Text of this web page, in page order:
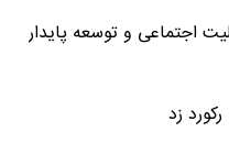
اجتماعی و توسعه پایدار
زد